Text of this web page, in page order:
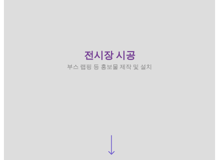
전시장 시공
부스 랩핑 등 홍보물 제작 및 설치
Navigate to the next section